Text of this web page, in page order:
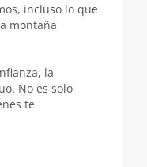
incluso lo que
montaña
la
No es solo
te